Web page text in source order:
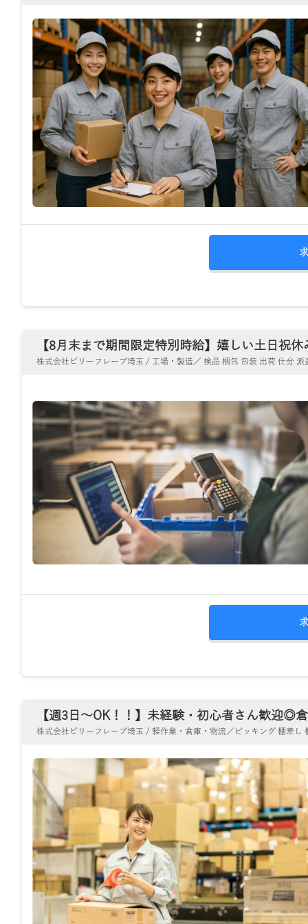
【8月末まで期間限定特別時給】嬉しい土日祝
株式会社ビリーフレーブ埼玉 / 工場・製造／ 検品 梱包 包装 出荷 仕分 派
【週3日～OK！！】未経験・初心者さん歓迎◎
株式会社ビリーフレーブ埼玉 / 軽作業・倉庫・物流／ピッキング 棚差し